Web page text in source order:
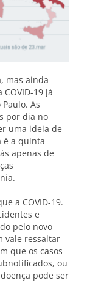
mas ainda
COVID-19 já
As
por dia no
uma ideia de
é a quinta
apenas de
a COVID-19.
e
pelo novo
vale ressaltar
que os casos
ou
pode ser